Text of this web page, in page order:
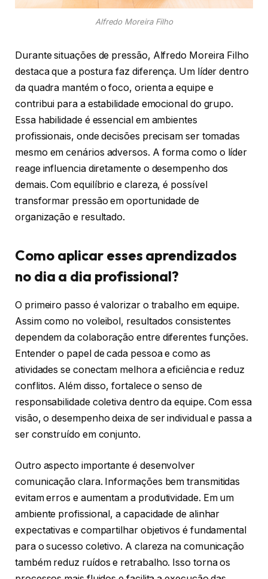
Alfredo Moreira Filho
Durante situações de pressão, Alfredo Moreira Filho
destaca que a postura faz diferença. Um líder dentro
da quadra mantém o foco, orienta a equipe e
contribui para a estabilidade emocional do grupo.
Essa habilidade é essencial em ambientes
profissionais, onde decisões precisam ser tomadas
mesmo em cenários adversos. A forma como o líder
reage influencia diretamente o desempenho dos
demais. Com equilíbrio e clareza, é possível
transformar pressão em oportunidade de
organização e resultado.
Como aplicar esses aprendizados
no dia a dia profissional?
O primeiro passo é valorizar o trabalho em equipe.
Assim como no voleibol, resultados consistentes
dependem da colaboração entre diferentes funções.
Entender o papel de cada pessoa e como as
atividades se conectam melhora a eficiência e reduz
conflitos. Além disso, fortalece o senso de
responsabilidade coletiva dentro da equipe. Com essa
visão, o desempenho deixa de ser individual e passa a
ser construído em conjunto.
Outro aspecto importante é desenvolver
comunicação clara. Informações bem transmitidas
evitam erros e aumentam a produtividade. Em um
ambiente profissional, a capacidade de alinhar
expectativas e compartilhar objetivos é fundamental
para o sucesso coletivo. A clareza na comunicação
também reduz ruídos e retrabalho. Isso torna os